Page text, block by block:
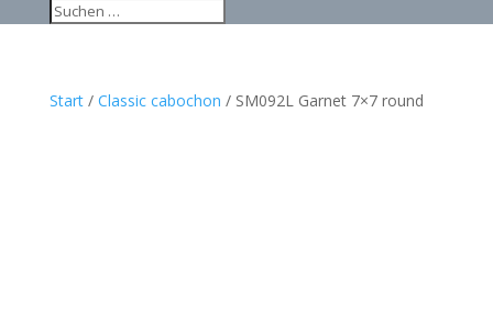
Start/ Classic cabochon / SM092L Garnet 7×7 round